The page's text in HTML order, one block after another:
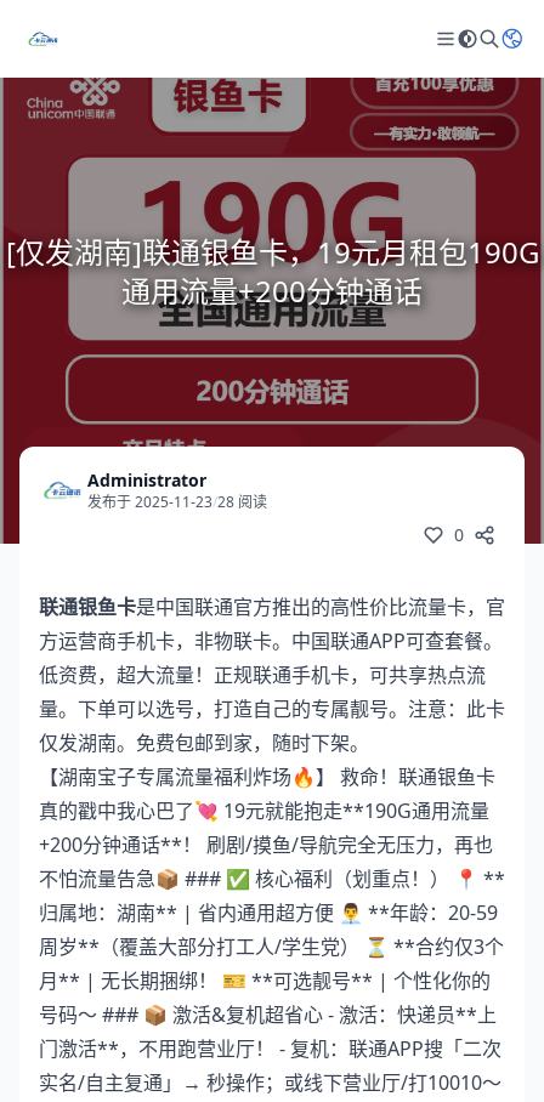
[仅发湖南]联通银鱼卡，19元月租包190G
通用流量+200分钟通话
Administrator
发布于 2025-11-23/28 阅读
0
联通银鱼卡是中国联通官方推出的高性价比流量卡，官
方运营商手机卡，非物联卡。中国联通APP可查套餐。
低资费，超大流量！正规联通手机卡，可共享热点流
量。下单可以选号，打造自己的专属靓号。注意：此卡
仅发湖南。免费包邮到家，随时下架。
【湖南宝子专属流量福利炸场🔥】 救命！联通银鱼卡
真的戳中我心巴了💘 19元就能抱走**190G通用流量
+200分钟通话**！ 刷剧/摸鱼/导航完全无压力，再也
不怕流量告急📦️ ### ✅ 核心福利（划重点！） 📍 **
归属地：湖南** | 省内通用超方便 👨‍💼 **年龄：20-59
周岁**（覆盖大部分打工人/学生党） ⏳ **合约仅3个
月** | 无长期捆绑！ 🎫️ **可选靓号** | 个性化你的
号码～ ### 📦 激活&复机超省心 - 激活：快递员**上
门激活**，不用跑营业厅！ - 复机：联通APP搜「二次
实名/自主复通」→ 秒操作；或线下营业厅/打10010～